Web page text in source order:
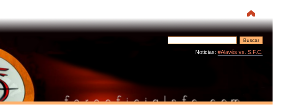
Noticias: #Alavés vs. S.F.C.